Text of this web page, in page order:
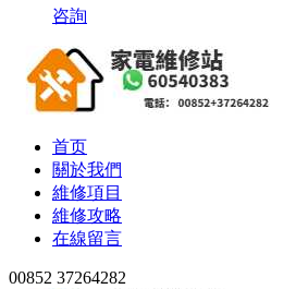
咨詢
首页
關於我們
維修項目
維修攻略
在線留言
00852 37264282